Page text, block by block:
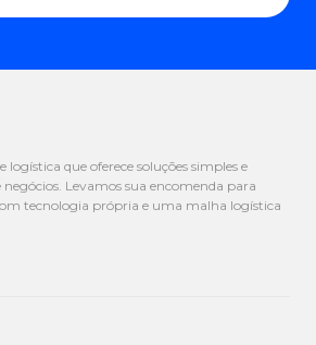
logística que oferece soluções simples e
negócios. Levamos sua encomenda para
tecnologia própria e uma malha logística